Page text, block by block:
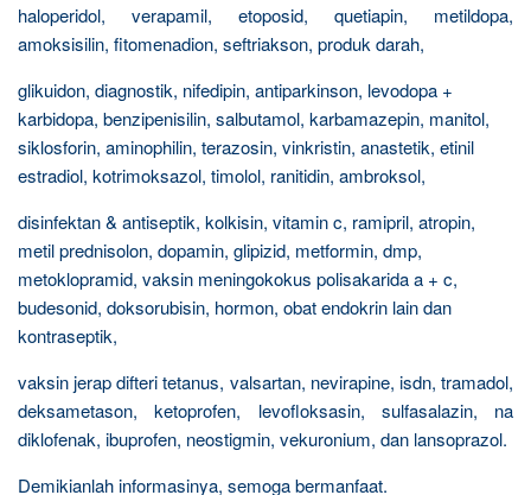
haloperidol, verapamil, etoposid, quetiapin, metildopa,
amoksisilin, fitomenadion, seftriakson, produk darah,
glikuidon, diagnostik, nifedipin, antiparkinson, levodopa +
karbidopa, benzipenisilin, salbutamol, karbamazepin, manitol,
siklosforin, aminophilin, terazosin, vinkristin, anastetik, etinil
estradiol, kotrimoksazol, timolol, ranitidin, ambroksol,
disinfektan & antiseptik, kolkisin, vitamin c, ramipril, atropin,
metil prednisolon, dopamin, glipizid, metformin, dmp,
metoklopramid, vaksin meningokokus polisakarida a + c,
budesonid, doksorubisin, hormon, obat endokrin lain dan
kontraseptik,
vaksin jerap difteri tetanus, valsartan, nevirapine, isdn, tramadol,
deksametason, ketoprofen, levofloksasin, sulfasalazin, na
diklofenak, ibuprofen, neostigmin, vekuronium, dan lansoprazol.
Demikianlah informasinya, semoga bermanfaat.